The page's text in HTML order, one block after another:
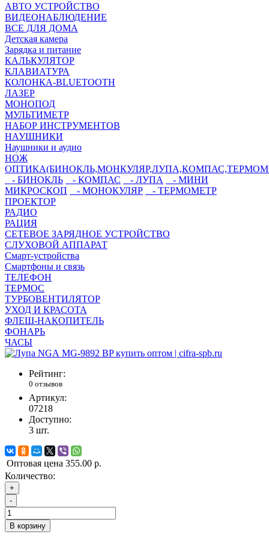
АВТО УСТРОЙСТВО
ВИДЕОНАБЛЮДЕНИЕ
ВСЕ ДЛЯ ДОМА
Детская камера
Зарядка и питание
КАЛЬКУЛЯТОР
КЛАВИАТУРА
КОЛОНКА-BLUETOOTH
ЛАЗЕР
МОНОПОД
МУЛЬТИМЕТР
НАБОР ИНСТРУМЕНТОВ
НАУШНИКИ
Наушники и аудио
НОЖ
- БИНОКЛЬ
- КОМПАС - ЛУПА
- МИНИ
МИКРОСКОП
- МОНОКУЛЯР
- ТЕРМОМЕТР
ПРОЕКТОР
РАДИО
РАЦИЯ
СЕТЕВОЕ ЗАРЯДНОЕ УСТРОЙСТВО
СЛУХОВОЙ АППАРАТ
Смарт-устройства
Смартфоны и связь
ТЕЛЕФОН
ТЕРМОС
ТУРБОВЕНТИЛЯТОР
УХОД И КРАСОТА
ФЛЕШ-НАКОПИТЕЛЬ
ФОНАРЬ
ЧАСЫ
Рейтинг:
0 отзывов
Артикул:
07218
Доступно:
3 шт.
Оптовая цена 355.00 р.
Количество:
+
-
В корзину